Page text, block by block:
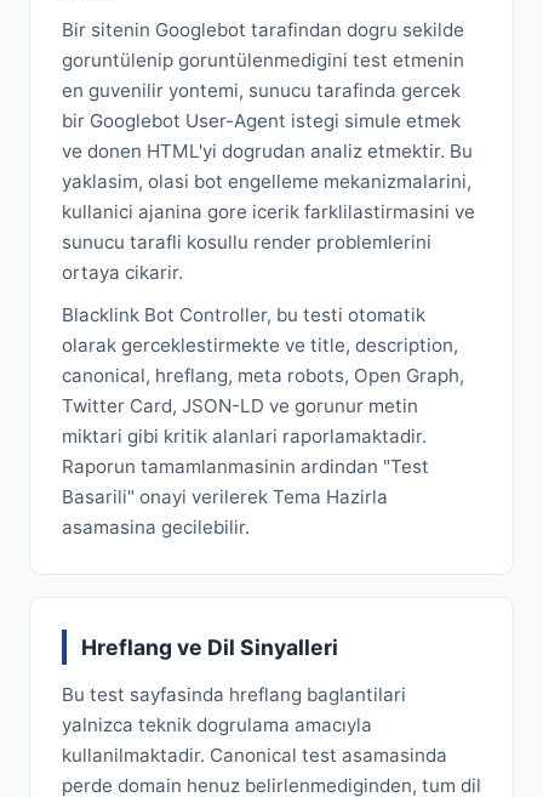
Bir sitenin Googlebot tarafindan dogru sekilde
goruntülenip goruntülenmedigini test etmenin
en guvenilir yontemi, sunucu tarafinda gercek
bir Googlebot User-Agent istegi simule etmek
ve donen HTML'yi dogrudan analiz etmektir. Bu
yaklasim, olasi bot engelleme mekanizmalarini,
kullanici ajanina gore icerik farklilastirmasini ve
sunucu tarafli kosullu render problemlerini
ortaya cikarir.
Blacklink Bot Controller, bu testi otomatik
olarak gerceklestirmekte ve title, description,
canonical, hreflang, meta robots, Open Graph,
Twitter Card, JSON-LD ve gorunur metin
miktari gibi kritik alanlari raporlamaktadir.
Raporun tamamlanmasinin ardindan "Test
Basarili" onayi verilerek Tema Hazirla
asamasina gecilebilir.
Hreflang ve Dil Sinyalleri
Bu test sayfasinda hreflang baglantilari
yalnizca teknik dogrulama amacıyla
kullanilmaktadir. Canonical test asamasinda
perde domain henuz belirlenmediginden, tum dil